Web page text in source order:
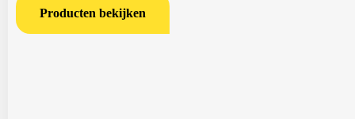
Producten bekijken